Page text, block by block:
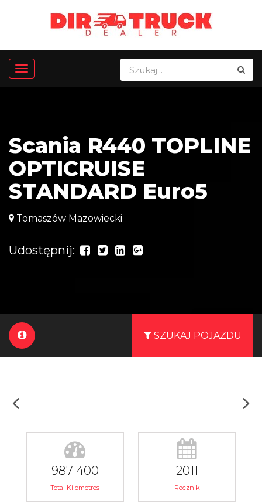
Scania R440 TOPLINE
OPTICRUISE
STANDARD Euro5
Tomaszów Mazowiecki
Udostępnij:
SZUKAJ POJAZDU
987 400
Total Kilometres
2011
Rocznik